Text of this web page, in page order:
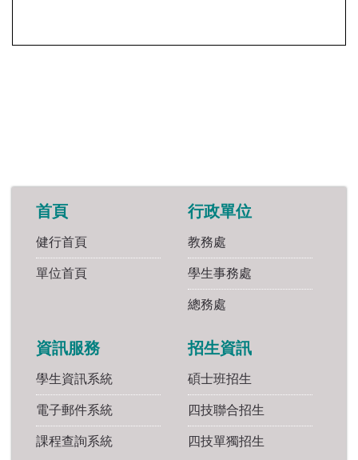
首頁
健行首頁
單位首頁
行政單位
教務處
學生事務處
總務處
資訊服務
學生資訊系統
電子郵件系統
課程查詢系統
招生資訊
碩士班招生
四技聯合招生
四技單獨招生